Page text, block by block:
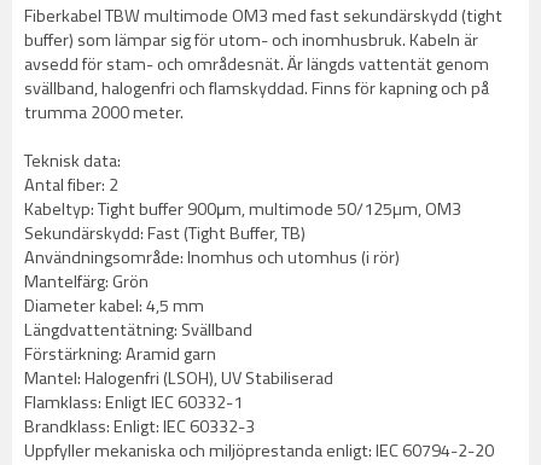
Fiberkabel TBW multimode OM3 med fast sekundärskydd (tight
buffer) som lämpar sig för utom- och inomhusbruk. Kabeln är
avsedd för stam- och områdesnät. Är längds vattentät genom
svällband, halogenfri och flamskyddad. Finns för kapning och på
trumma 2000 meter.
Teknisk data:
Antal fiber: 2
Kabeltyp: Tight buffer 900μm, multimode 50/125µm, OM3
Sekundärskydd: Fast (Tight Buffer, TB)
Användningsområde: Inomhus och utomhus (i rör)
Mantelfärg: Grön
Diameter kabel: 4,5 mm
Längdvattentätning: Svällband
Förstärkning: Aramid garn
Mantel: Halogenfri (LSOH), UV Stabiliserad
Flamklass: Enligt IEC 60332-1
Brandklass: Enligt: IEC 60332-3
Uppfyller mekaniska och miljöprestanda enligt: IEC 60794-2-20